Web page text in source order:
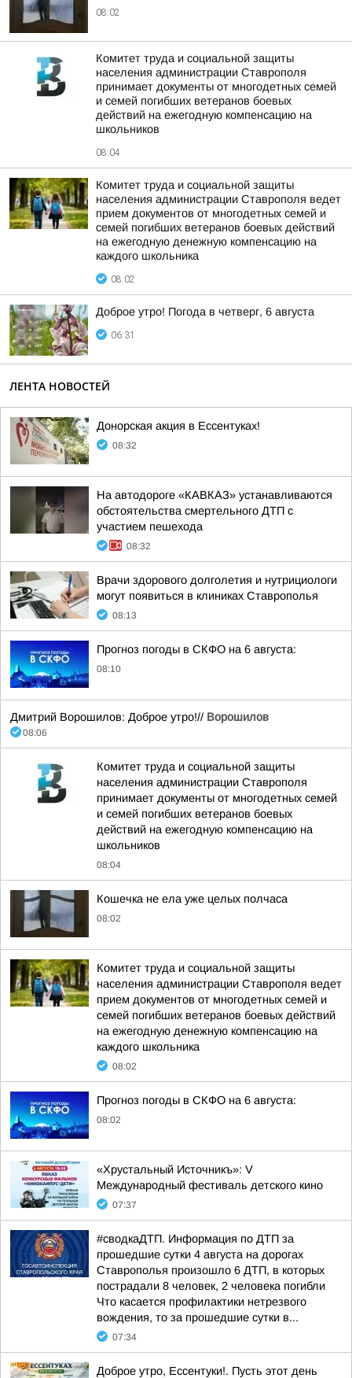
08:02
Комитет труда и социальной защиты
населения администрации Ставрополя
принимает документы от многодетных семей
и семей погибших ветеранов боевых
действий на ежегодную компенсацию на
школьников
08:04
Комитет труда и социальной защиты
населения администрации Ставрополя ведет
прием документов от многодетных семей и
семей погибших ветеранов боевых действий
на ежегодную денежную компенсацию на
каждого школьника
08:02
Доброе утро! Погода в четверг, 6 августа
06:31
ЛЕНТА НОВОСТЕЙ
Донорская акция в Ессентуках!
08:32
На автодороге «КАВКАЗ» устанавливаются
обстоятельства смертельного ДТП с
участием пешехода
08:32
Врачи здорового долголетия и нутрициологи
могут появиться в клиниках Ставрополья
08:13
Прогноз погоды в СКФО на 6 августа:
08:10
Дмитрий Ворошилов: Доброе утро!// Ворошилов
08:06
Комитет труда и социальной защиты
населения администрации Ставрополя
принимает документы от многодетных семей
и семей погибших ветеранов боевых
действий на ежегодную компенсацию на
школьников
08:04
Кошечка не ела уже целых полчаса
08:02
Комитет труда и социальной защиты
населения администрации Ставрополя ведет
прием документов от многодетных семей и
семей погибших ветеранов боевых действий
на ежегодную денежную компенсацию на
каждого школьника
08:02
Прогноз погоды в СКФО на 6 августа:
08:02
«Хрустальный Источникъ»: V
Международный фестиваль детского кино
07:37
#сводкаДТП. Информация по ДТП за
прошедшие сутки 4 августа на дорогах
Ставрополья произошло 6 ДТП, в которых
пострадали 8 человек, 2 человека погибли
Что касается профилактики нетрезвого
вождения, то за прошедшие сутки в...
07:34
Доброе утро, Ессентуки!. Пусть этот день